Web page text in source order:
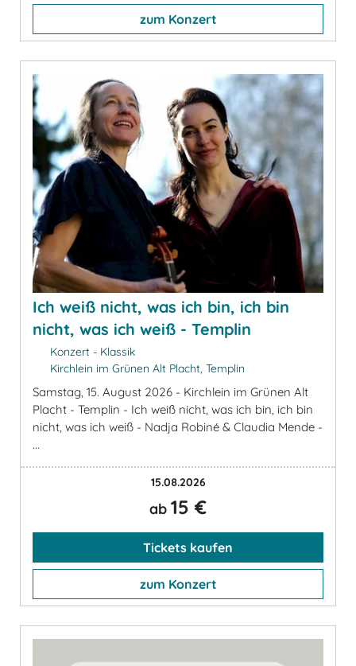
zum Konzert
Ich weiß nicht, was ich bin, ich bin
nicht, was ich weiß - Templin
Konzert - Klassik
Kirchlein im Grünen Alt Placht, Templin
Samstag, 15. August 2026 - Kirchlein im Grünen Alt
Placht - Templin - Ich weiß nicht, was ich bin, ich bin
nicht, was ich weiß - Nadja Robiné & Claudia Mende -
...
15.08.2026
ab 15 €
Tickets kaufen
zum Konzert